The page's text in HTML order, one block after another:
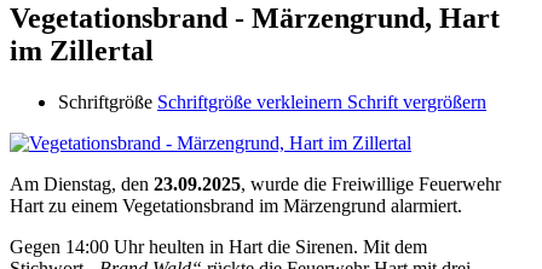
Vegetationsbrand - Märzengrund, Hart
im Zillertal
Schriftgröße Schriftgröße verkleinern Schrift vergrößern
Am Dienstag, den 23.09.2025, wurde die Freiwillige Feuerwehr
Hart zu einem Vegetationsbrand im Märzengrund alarmiert.
Gegen 14:00 Uhr heulten in Hart die Sirenen. Mit dem